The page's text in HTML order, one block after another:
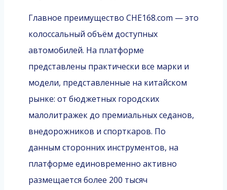
Главное преимущество CHE168.com — это
колоссальный объём доступных
автомобилей. На платформе
представлены практически все марки и
модели, представленные на китайском
рынке: от бюджетных городских
малолитражек до премиальных седанов,
внедорожников и спорткаров. По
данным сторонних инструментов, на
платформе единовременно активно
размещается более 200 тысяч